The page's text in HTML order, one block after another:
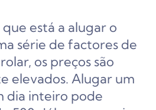
está a alugar o
série de factores de
os preços são
elevados. Alugar um
dia inteiro pode